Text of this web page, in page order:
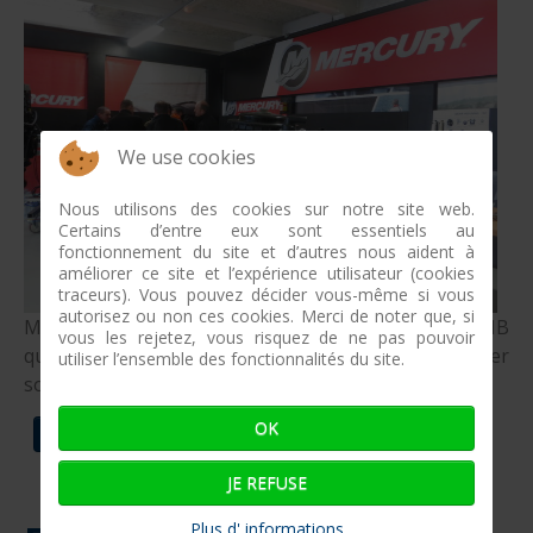
Mercury France s'installe au 2 rue Bayard. C'est à l'INB
que le leader des moteurs marins a choisi de former
son réseau de distribution.
We use cookies
Nous utilisons des cookies sur notre site web.
Certains d’entre eux sont essentiels au
fonctionnement du site et d’autres nous aident à
améliorer ce site et l’expérience utilisateur (cookies
traceurs). Vous pouvez décider vous-même si vous
autorisez ou non ces cookies. Merci de noter que, si
vous les rejetez, vous risquez de ne pas pouvoir
utiliser l’ensemble des fonctionnalités du site.
OK
JE REFUSE